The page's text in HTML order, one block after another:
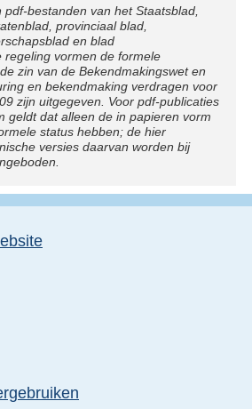
p
n
bestanden van het Staatsblad,
provinciaal blad,
en blad
regeling vormen de formele
zin van de Bekendmakingswet en
en bekendmaking verdragen voor
zijn uitgegeven. Voor pdf-publicaties
geldt dat alleen de in papieren vorm
status hebben; de hier
versies daarvan worden bij